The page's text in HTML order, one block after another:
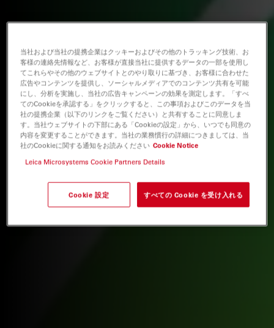
当社および当社の提携企業はクッキーおよびその他のトラッキング技術、お
客様の連絡先情報など、お客様が直接当社に提供するデータの一部を使用し
てこれらやその他のウェブサイトとのやり取りに基づき、お客様に合わせた
広告やコンテンツを提供し、ソーシャルメディアでのコンテンツ共有を可能
にし、分析を実施し、当社の広告キャンペーンの効果を測定します。「すべ
てのCookieを承認する」をクリックすると、この事項およびこのデータを当
社の提携企業（以下のリンクをご覧ください）と共有することに同意しま
す。当社ウェブサイトの下部にある「Cookieの設定」から、いつでも同意の
内容を変更することができます。当社の業務慣行の詳細につきましては、当
社のCookieに関する通知をお読みください Cookie Notice
Leica Microsystems Cookie Partners Details
Cookie 設定 すべての Cookie を受け入れる